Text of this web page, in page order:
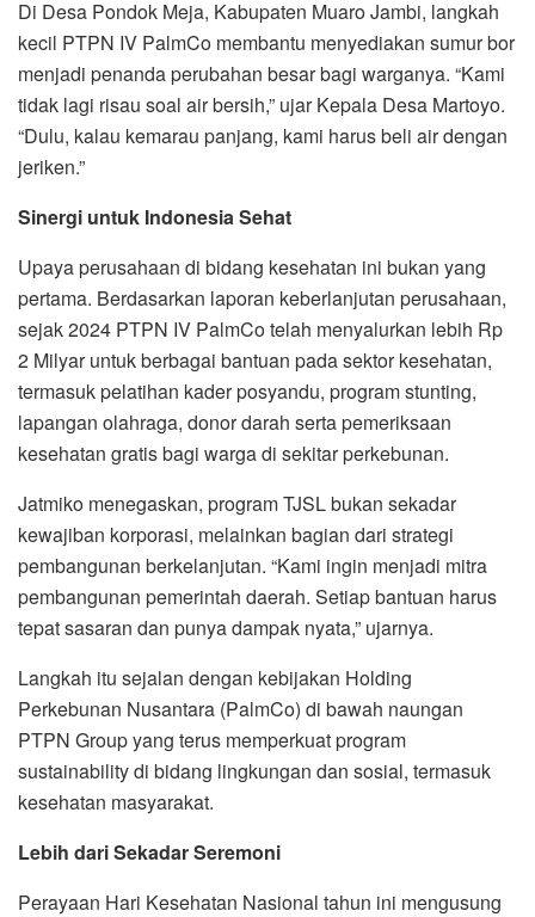
Di Desa Pondok Meja, Kabupaten Muaro Jambi, langkah
kecil PTPN IV PalmCo membantu menyediakan sumur bor
menjadi penanda perubahan besar bagi warganya. “Kami
tidak lagi risau soal air bersih,” ujar Kepala Desa Martoyo.
“Dulu, kalau kemarau panjang, kami harus beli air dengan
jeriken.”
Sinergi untuk Indonesia Sehat
Upaya perusahaan di bidang kesehatan ini bukan yang
pertama. Berdasarkan laporan keberlanjutan perusahaan,
sejak 2024 PTPN IV PalmCo telah menyalurkan lebih Rp
2 Milyar untuk berbagai bantuan pada sektor kesehatan,
termasuk pelatihan kader posyandu, program stunting,
lapangan olahraga, donor darah serta pemeriksaan
kesehatan gratis bagi warga di sekitar perkebunan.
Jatmiko menegaskan, program TJSL bukan sekadar
kewajiban korporasi, melainkan bagian dari strategi
pembangunan berkelanjutan. “Kami ingin menjadi mitra
pembangunan pemerintah daerah. Setiap bantuan harus
tepat sasaran dan punya dampak nyata,” ujarnya.
Langkah itu sejalan dengan kebijakan Holding
Perkebunan Nusantara (PalmCo) di bawah naungan
PTPN Group yang terus memperkuat program
sustainability di bidang lingkungan dan sosial, termasuk
kesehatan masyarakat.
Lebih dari Sekadar Seremoni
Perayaan Hari Kesehatan Nasional tahun ini mengusung